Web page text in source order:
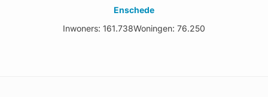
Enschede
Inwoners: 161.738Woningen: 76.250